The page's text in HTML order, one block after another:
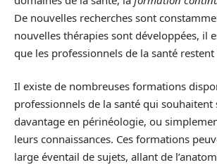
De nouvelles recherches sont
nouvelles thérapies sont développées, il
que les professionnels de la santé restent
Il existe de nombreuses formations
professionnels de la santé qui souhaitent
davantage en périnéologie, ou
leurs connaissances. Ces formations
large éventail de sujets, allant de